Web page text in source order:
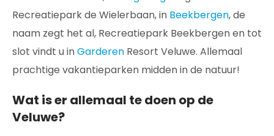
Recreatiepark de Wielerbaan, in Beekbergen, de
naam zegt het al, Recreatiepark Beekbergen en tot
slot vindt u inGarderen Resort Veluwe. Allemaal
prachtige vakantieparken midden in de natuur!
Wat is er allemaal te doen op de
Veluwe?